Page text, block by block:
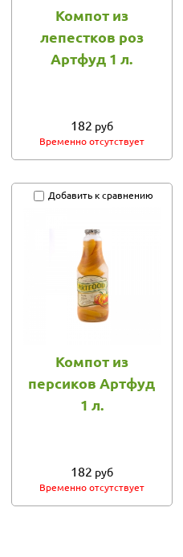
Компот из
лепестков роз
Артфуд 1 л.
182 руб
Временно отсутствует
Добавить к сравнению
Компот из
персиков Артфуд
1 л.
182 руб
Временно отсутствует